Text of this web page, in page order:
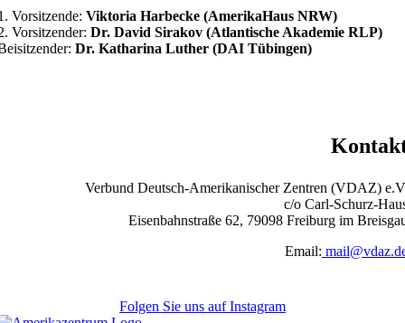
Vorsitzende:Viktoria Harbecke (AmerikaHaus NRW)
Vorsitzender:Dr. David Sirakov (Atlantische Akademie RLP)
Dr. Katharina Luther (DAI Tübingen)
Verbund Deutsch-Amerikanischer Zentren (VDAZ)
c/o Carl-Schurz-
Eisenbahnstraße 62, 79098 Freiburg im
Email:
Folgen Sie uns auf Instagram